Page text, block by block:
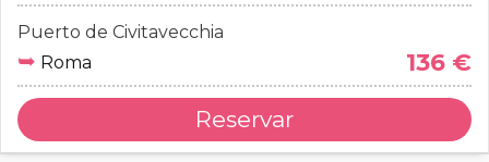
Puerto de Civitavecchia
➥ Roma 136 €
Reservar